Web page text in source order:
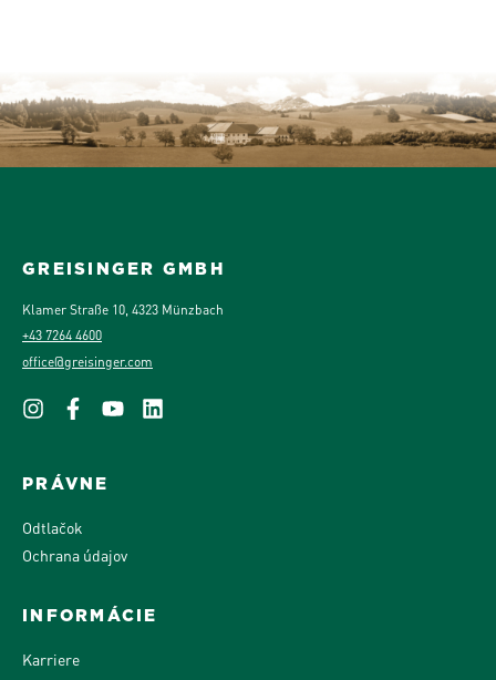
GREISINGER GMBH
Klamer Straße 10, 4323 Münzbach
+43 7264 4600
office@greisinger.com
PRÁVNE
Odtlačok
Ochrana údajov
INFORMÁCIE
Karriere